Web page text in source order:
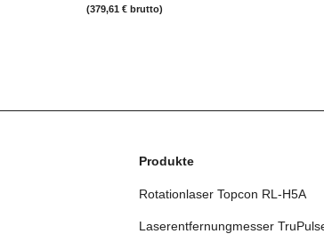
grüne Laser
(379,61 € brutto)
Produkte
Rotationlaser Topcon RL-H5A
Laserentfernungmesser